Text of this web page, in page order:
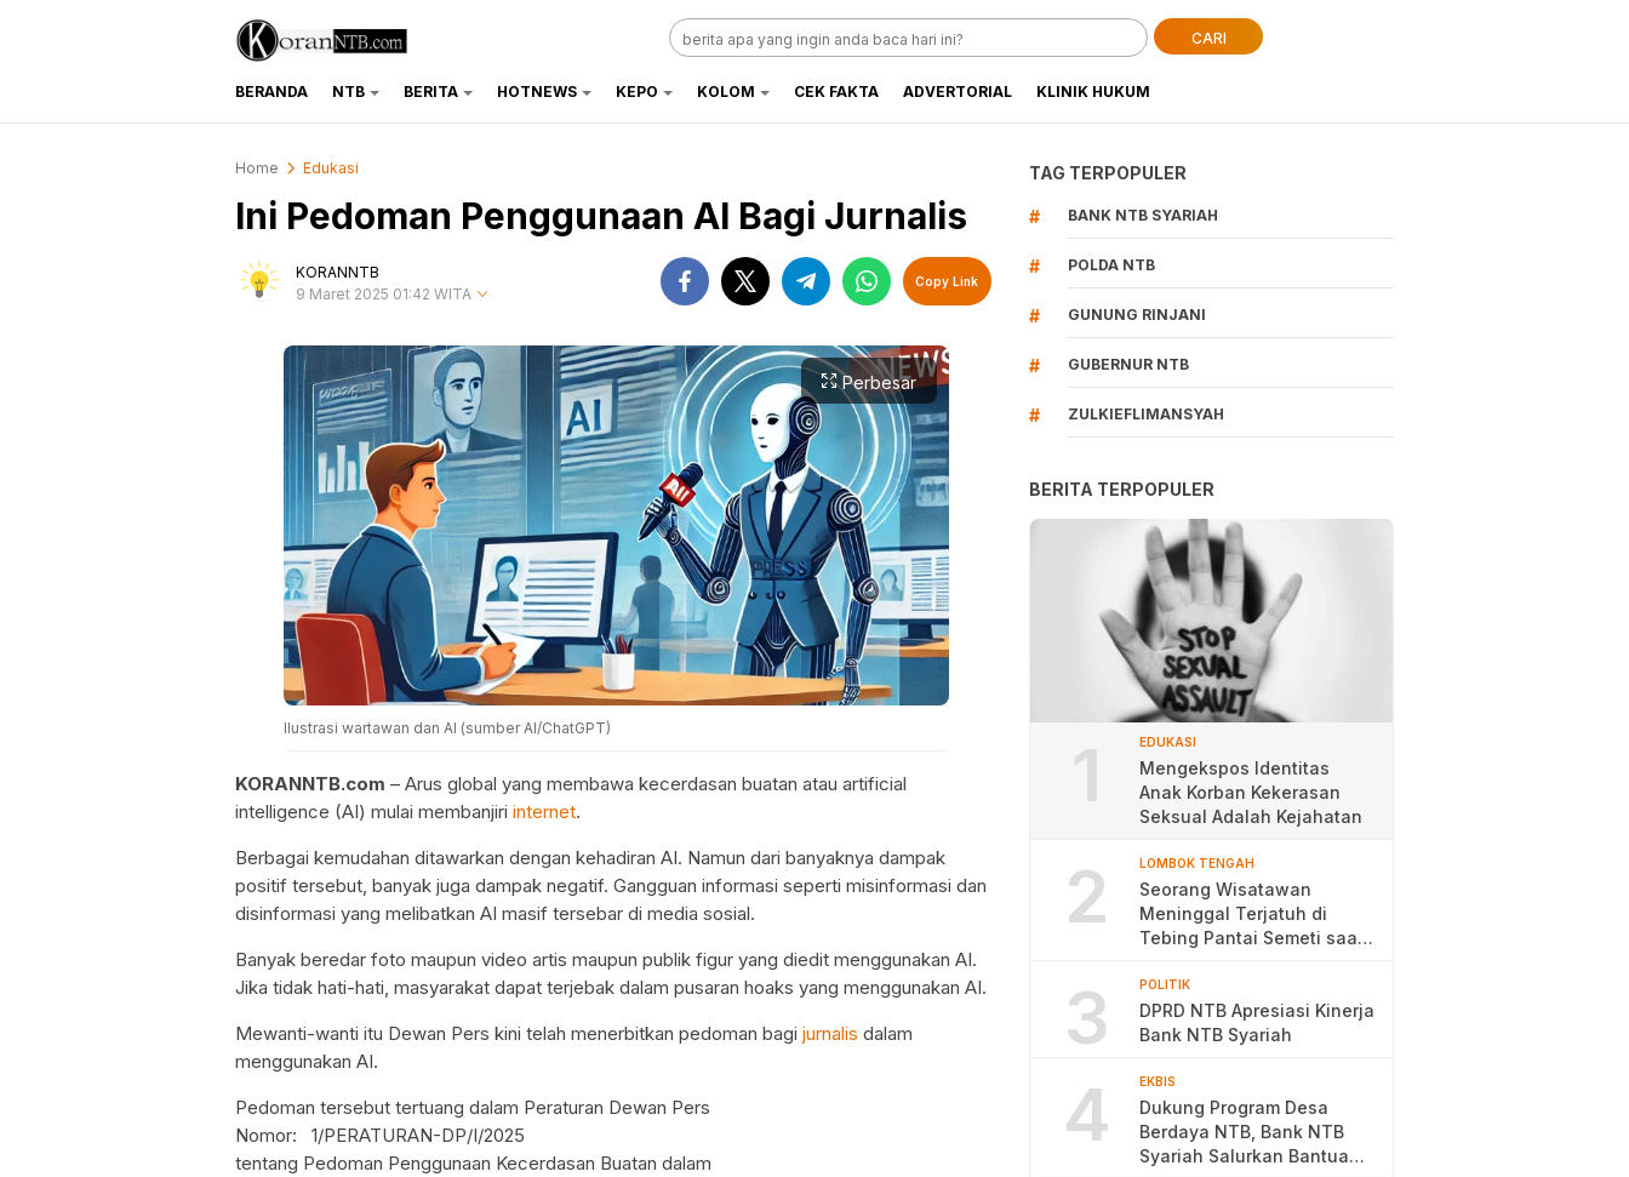
koranntb.com
CARI
BERANDA NTB BERITA HOTNEWS KEPO KOLOM CEK FAKTA ADVERTORIAL KLINIK HUKUM
Home Edukasi
Ini Pedoman Penggunaan AI Bagi Jurnalis
KORANNTB
9 Maret 2025 01:42 WITA
Copy Link
Perbesar
Ilustrasi wartawan dan AI (sumber AI/ChatGPT)
KORANNTB.com – Arus global yang membawa kecerdasan buatan atau artificial
intelligence (AI) mulai membanjiri internet.
Berbagai kemudahan ditawarkan dengan kehadiran AI. Namun dari banyaknya dampak
positif tersebut, banyak juga dampak negatif. Gangguan informasi seperti misinformasi dan
disinformasi yang melibatkan AI masif tersebar di media sosial.
Banyak beredar foto maupun video artis maupun publik figur yang diedit menggunakan AI.
Jika tidak hati-hati, masyarakat dapat terjebak dalam pusaran hoaks yang menggunakan AI.
Mewanti-wanti itu Dewan Pers kini telah menerbitkan pedoman bagi jurnalis dalam
menggunakan AI.
Pedoman tersebut tertuang dalam Peraturan Dewan Pers
Nomor: 1/PERATURAN-DP/I/2025
tentang Pedoman Penggunaan Kecerdasan Buatan dalam
TAG TERPOPULER
# BANK NTB SYARIAH
# POLDA NTB
# GUNUNG RINJANI
# GUBERNUR NTB
# ZULKIEFLIMANSYAH
BERITA TERPOPULER
1 EDUKASI
Mengekspos Identitas
Anak Korban Kekerasan
Seksual Adalah Kejahatan
2 LOMBOK TENGAH
Seorang Wisatawan
Meninggal Terjatuh di
Tebing Pantai Semeti saat
3 POLITIK
DPRD NTB Apresiasi Kinerja
Bank NTB Syariah
4 EKBIS
Dukung Program Desa
Berdaya NTB, Bank NTB
Syariah Salurkan Bantuan